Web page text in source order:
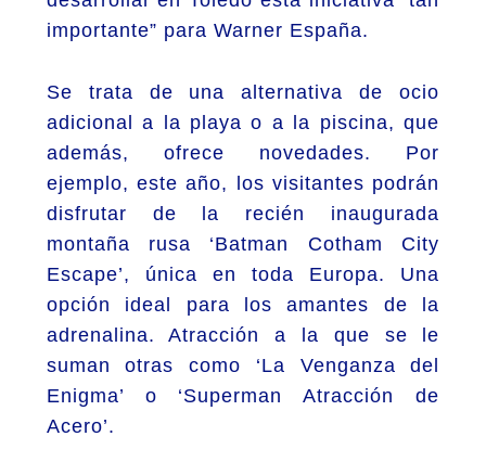
importante” para Warner España.
Se trata de una alternativa de ocio
adicional a la playa o a la piscina, que
además, ofrece novedades. Por
ejemplo, este año, los visitantes podrán
disfrutar de la recién inaugurada
montaña rusa ‘Batman Cotham City
Escape’, única en toda Europa. Una
opción ideal para los amantes de la
adrenalina. Atracción a la que se le
suman otras como ‘La Venganza del
Enigma’ o ‘Superman Atracción de
Acero’.